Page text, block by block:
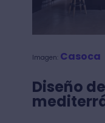
Imagen: Casoca
Diseño